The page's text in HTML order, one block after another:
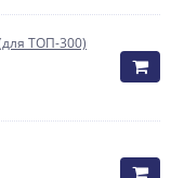
ТОП-300)